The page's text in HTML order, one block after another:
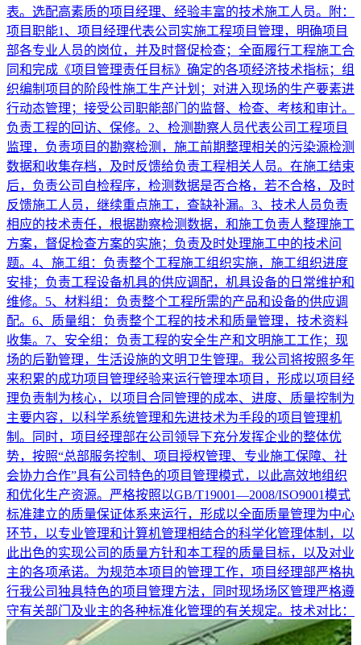
表。选配高素质的项目经理、经验丰富的技术施工人员。附：
项目职能1、项目经理代表公司实施工程项目管理，明确项目
部各专业人员的岗位，并及时督促检查；全面履行工程施工合
同和完成《项目管理责任目标》确定的各项经济技术指标；组
织编制项目的阶段性施工生产计划；对进入现场的生产要素进
行动态管理；接受公司职能部门的监督、检查、考核和审计。
负责工程的回访、保修。2、检测勘察人员代表公司工程项目
监理，负责项目的勘察检测，施工前期整理相关的污染源检测
数据和收集存档，及时反馈给负责工程相关人员。在施工结束
后，负责公司自检程序，检测数据是否合格，若不合格，及时
反馈施工人员，继续重点施工，查缺补漏。3、技术人员负责
相应的技术责任，根据勘察检测数据，和施工负责人整理施工
方案，督促检查方案的实施；负责及时处理施工中的技术问
题。4、施工组：负责整个工程施工组织实施，施工组织进度
安排；负责工程设备机具的供应调配，机具设备的日常维护和
维修。5、材料组：负责整个工程所需的产品和设备的供应调
配。6、质量组：负责整个工程的技术和质量管理，技术资料
收集。7、安全组：负责工程的安全生产和文明施工工作；现
场的后勤管理，生活设施的文明卫生管理。我公司将按照多年
来积累的成功项目管理经验来运行管理本项目，形成以项目经
理负责制为核心，以项目合同管理的成本、进度、质量控制为
主要内容，以科学系统管理和先进技术为手段的项目管理机
制。同时，项目经理部在公司领导下充分发挥企业的整体优
势，按照“总部服务控制、项目授权管理、专业施工保障、社
会协力合作”具有公司特色的项目管理模式，以此高效地组织
和优化生产资源。严格按照以GB/T19001—2008/ISO9001模式
标准建立的质量保证体系来运行，形成以全面质量管理为中心
环节，以专业管理和计算机管理相结合的科学化管理体制，以
此出色的实现公司的质量方针和本工程的质量目标，以及对业
主的各项承诺。为规范本项目的管理工作，项目经理部严格执
行我公司独具特色的项目管理方法，同时现场场区管理严格遵
守有关部门及业主的各种标准化管理的有关规定。技术对比：